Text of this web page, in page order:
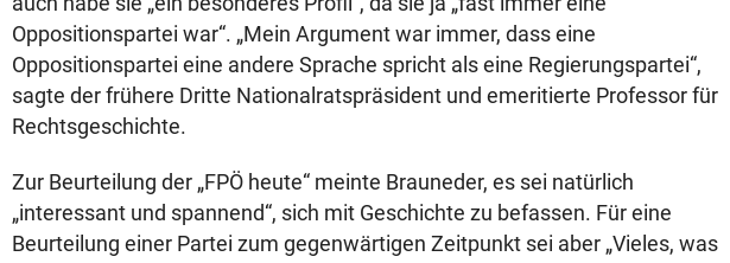
Oppositionspartei war“. „Mein Argument war immer, dass eine
Oppositionspartei eine andere Sprache spricht als eine Regierungspartei“,
sagte der frühere Dritte Nationalratspräsident und emeritierte Professor für
Rechtsgeschichte.
Zur Beurteilung der „FPÖ heute“ meinte Brauneder, es sei natürlich
„interessant und spannend“, sich mit Geschichte zu befassen. Für eine
Beurteilung einer Partei zum gegenwärtigen Zeitpunkt sei aber „Vieles, was